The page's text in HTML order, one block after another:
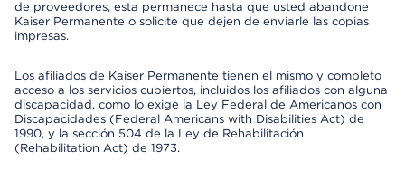
de proveedores, esta permanece hasta que usted abandone
Kaiser Permanente o solicite que dejen de enviarle las copias
impresas.
Los afiliados de Kaiser Permanente tienen el mismo y completo
acceso a los servicios cubiertos, incluidos los afiliados con alguna
discapacidad, como lo exige la Ley Federal de Americanos con
Discapacidades (Federal Americans with Disabilities Act) de
1990, y la sección 504 de la Ley de Rehabilitación
(Rehabilitation Act) de 1973.